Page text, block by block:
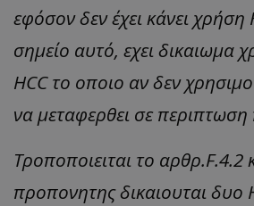
εφόσον δεν έχει κάνει χρήση
σημείο αυτό, εχει δικαιωμα
HCC το οποιο αν δεν
να μεταφερθει σε
Τροποποιειται το αρθρ.F.4.2
προπονητης δικαιουται δυο